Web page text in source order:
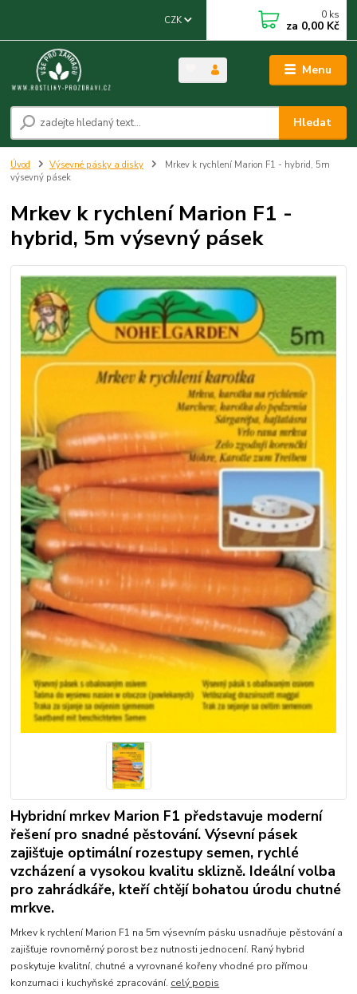
Menu
CZK
Hledat
0 ks
za 0,00 Kč
Úvod Výsevné pásky a disky
Mrkev k rychlení Marion F1 - hybrid, 5m
výsevný pásek
Mrkev k rychlení Marion F1 -
hybrid, 5m výsevný pásek
Hybridní mrkev Marion F1 představuje moderní
řešení pro snadné pěstování. Výsevní pásek
zajišťuje optimální rozestupy semen, rychlé
vzcházení a vysokou kvalitu sklizně. Ideální volba
pro zahrádkáře, kteří chtějí bohatou úrodu chutné
mrkve.
Mrkev k rychlení Marion F1 na 5m výsevním pásku usnadňuje pěstování a
zajišťuje rovnoměrný porost bez nutnosti jednocení. Raný hybrid
poskytuje kvalitní, chutné a vyrovnané kořeny vhodné pro přímou
konzumaci i kuchyňské zpracování. celý popis